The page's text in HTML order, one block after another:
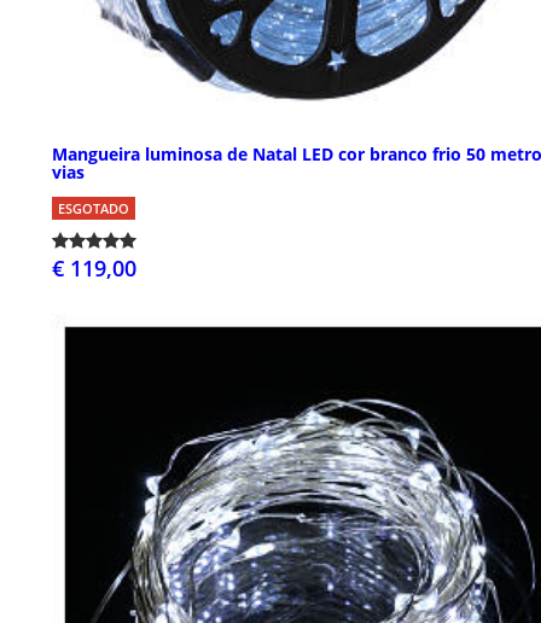
Mangueira luminosa de Natal LED cor branco frio 50
vias
ESGOTADO
€ 119,00